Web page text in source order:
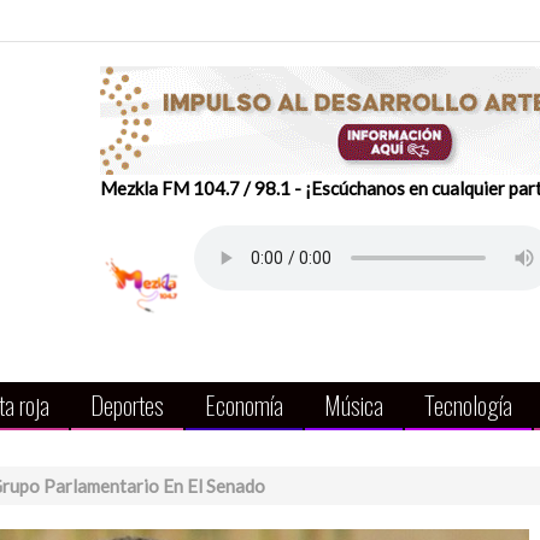
Mezkla FM 104.7 / 98.1 - ¡Escúchanos en cualquier
roja Deportes Economía Música Tecnología
Parlamentario En El Senado